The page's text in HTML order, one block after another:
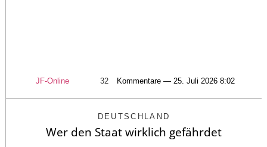
JF-Online 32 Kommentare — 25. Juli 2026 8:02
DEUTSCHLAND
Wer den Staat wirklich gefährdet